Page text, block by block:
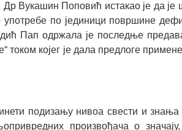
Вукашин Поповић истакао је да
по јединици површине
Пап одржала је последње
током којег је дала предлоге
подизању нивоа свести и
произвођача о